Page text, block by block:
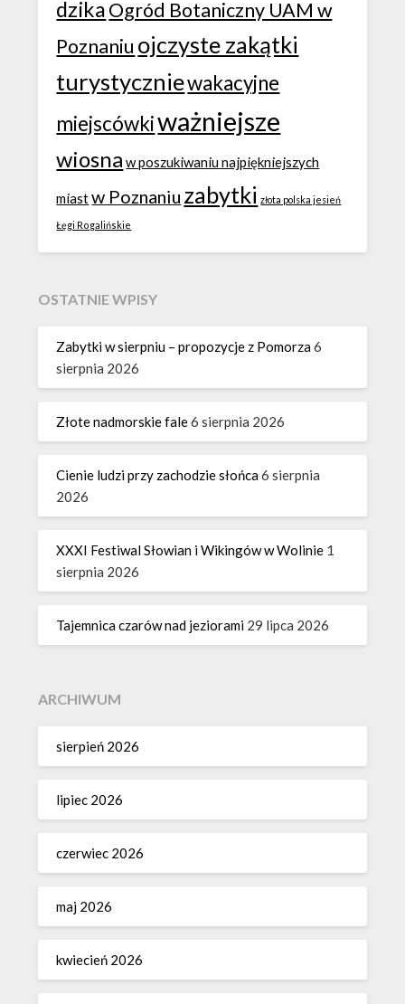
dzikaOgród Botaniczny UAM w
Poznaniu ojczyste zakątki
turystyczniewakacyjne
miejscówkiważniejsze
wiosna w poszukiwaniu najpiękniejszych
miastw Poznaniu zabytki złota polska jesień
Łęgi Rogalińskie
OSTATNIE WPISY
Zabytki w sierpniu – propozycje z Pomorza6
sierpnia 2026
Złote nadmorskie fale6 sierpnia 2026
Cienie ludzi przy zachodzie słońca6 sierpnia
2026
XXXI Festiwal Słowian i Wikingów w Wolinie 1
sierpnia 2026
Tajemnica czarów nad jeziorami 29 lipca 2026
ARCHIWUM
sierpień 2026
lipiec 2026
czerwiec 2026
maj 2026
kwiecień 2026